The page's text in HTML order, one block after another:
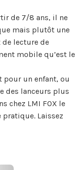
de 7/8 ans, il ne
mais plutôt une
de lecture de
mobile qu’est le
pour un enfant, ou
des lanceurs plus
chez LMI FOX le
Laissez